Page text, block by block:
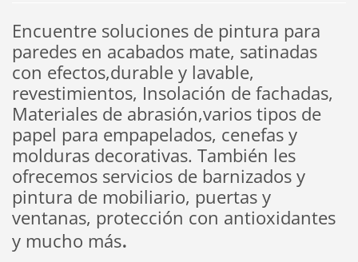
Encuentre soluciones de pintura para
paredes en acabados mate, satinadas
con efectos,durable y lavable,
revestimientos, Insolación de fachadas,
Materiales de abrasión,varios tipos de
papel para empapelados, cenefas y
molduras decorativas. También les
ofrecemos servicios de barnizados y
pintura de mobiliario, puertas y
ventanas, protección con antioxidantes
y mucho más.